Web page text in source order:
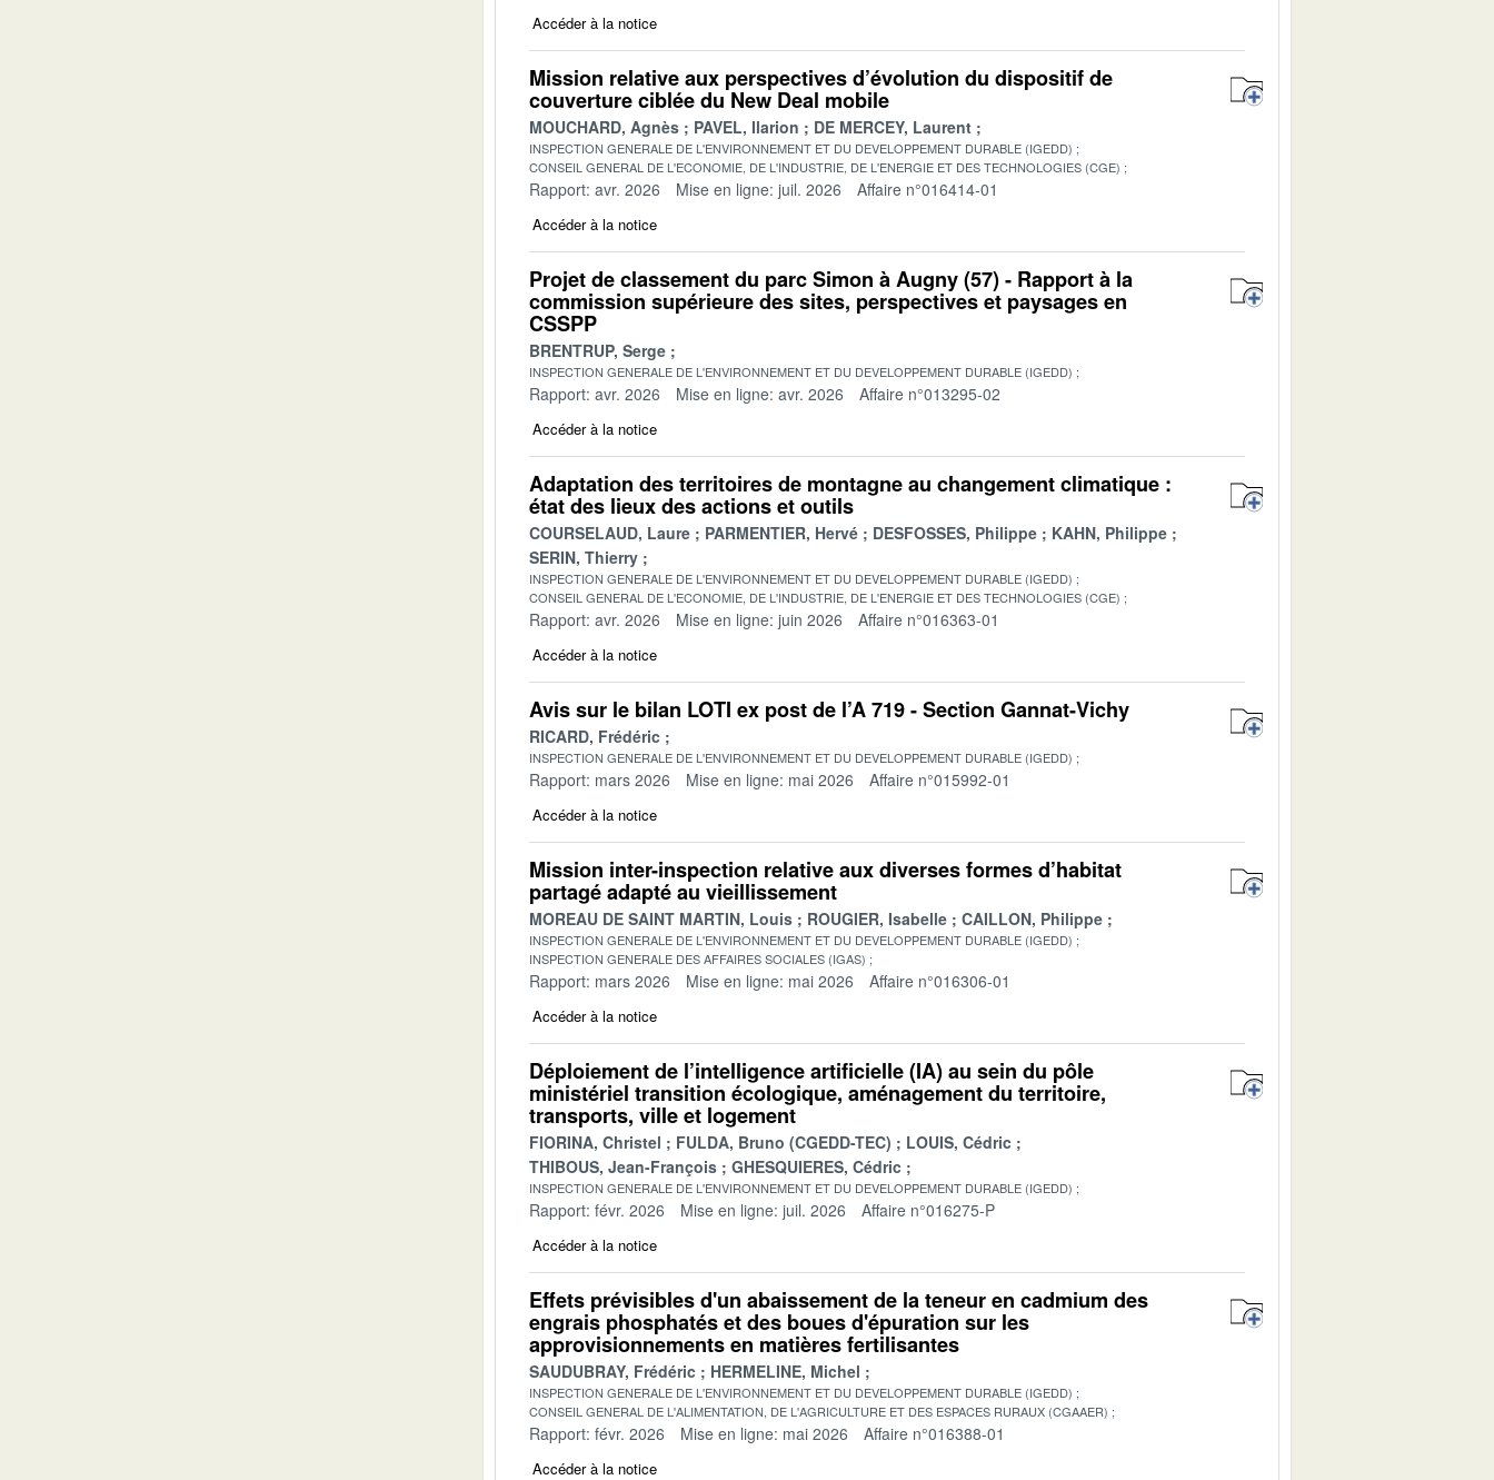
Accéder à la notice
Mission relative aux perspectives d’évolution du dispositif de
couverture ciblée du New Deal mobile
MOUCHARD, Agnès PAVEL, Ilarion DE MERCEY, Laurent
INSPECTION GENERALE DE L'ENVIRONNEMENT ET DU DEVELOPPEMENT DURABLE (IGEDD)
CONSEIL GENERAL DE L'ECONOMIE, DE L'INDUSTRIE, DE L'ENERGIE ET DES TECHNOLOGIES (CGE)
Rapport: avr. 2026 Mise en ligne: juil. 2026 Affaire n°016414-01
Accéder à la notice
Projet de classement du parc Simon à Augny (57) - Rapport à la
commission supérieure des sites, perspectives et paysages en
CSSPP
BRENTRUP, Serge
INSPECTION GENERALE DE L'ENVIRONNEMENT ET DU DEVELOPPEMENT DURABLE (IGEDD)
Rapport: avr. 2026 Mise en ligne: avr. 2026 Affaire n°013295-02
Accéder à la notice
Adaptation des territoires de montagne au changement climatique :
état des lieux des actions et outils
COURSELAUD, Laure PARMENTIER, Hervé DESFOSSES, Philippe
KAHN, Philippe
SERIN, Thierry
INSPECTION GENERALE DE L'ENVIRONNEMENT ET DU DEVELOPPEMENT DURABLE (IGEDD)
CONSEIL GENERAL DE L'ECONOMIE, DE L'INDUSTRIE, DE L'ENERGIE ET DES TECHNOLOGIES (CGE)
Rapport: avr. 2026 Mise en ligne: juin 2026 Affaire n°016363-01
Accéder à la notice
Avis sur le bilan LOTI ex post de l’A 719 - Section Gannat-Vichy
RICARD, Frédéric
INSPECTION GENERALE DE L'ENVIRONNEMENT ET DU DEVELOPPEMENT DURABLE (IGEDD)
Rapport: mars 2026 Mise en ligne: mai 2026 Affaire n°015992-01
Accéder à la notice
Mission inter-inspection relative aux diverses formes d’habitat
partagé adapté au vieillissement
MOREAU DE SAINT MARTIN, Louis ROUGIER, Isabelle CAILLON, Philippe
INSPECTION GENERALE DE L'ENVIRONNEMENT ET DU DEVELOPPEMENT DURABLE (IGEDD)
INSPECTION GENERALE DES AFFAIRES SOCIALES (IGAS)
Rapport: mars 2026 Mise en ligne: mai 2026 Affaire n°016306-01
Accéder à la notice
Déploiement de l’intelligence artificielle (IA) au sein du pôle
ministériel transition écologique, aménagement du territoire,
transports, ville et logement
FIORINA, Christel FULDA, Bruno (CGEDD-TEC)
LOUIS, Cédric
THIBOUS, Jean-François
GHESQUIERES, Cédric
INSPECTION GENERALE DE L'ENVIRONNEMENT ET DU DEVELOPPEMENT DURABLE (IGEDD)
Rapport: févr. 2026 Mise en ligne: juil. 2026 Affaire n°016275-P
Accéder à la notice
Effets prévisibles d'un abaissement de la teneur en cadmium des
engrais phosphatés et des boues d'épuration sur les
approvisionnements en matières fertilisantes
SAUDUBRAY, Frédéric HERMELINE, Michel
INSPECTION GENERALE DE L'ENVIRONNEMENT ET DU DEVELOPPEMENT DURABLE (IGEDD)
CONSEIL GENERAL DE L'ALIMENTATION, DE L'AGRICULTURE ET DES ESPACES RURAUX (CGAAER)
Rapport: févr. 2026 Mise en ligne: mai 2026 Affaire n°016388-01
Accéder à la notice